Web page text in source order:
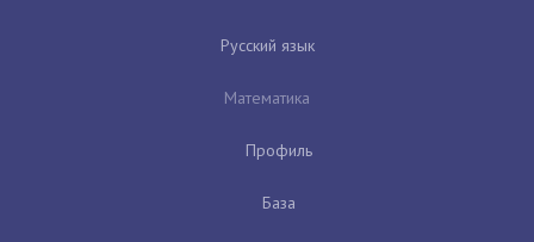
Русский язык
Математика
Профиль
База